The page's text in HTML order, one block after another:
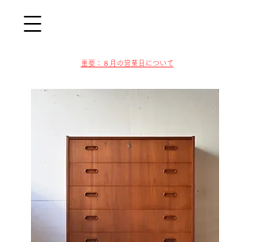
​​重要：８月の営業日について